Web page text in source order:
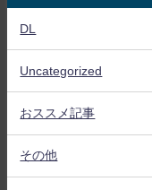
DL
Uncategorized
おススメ記事
その他